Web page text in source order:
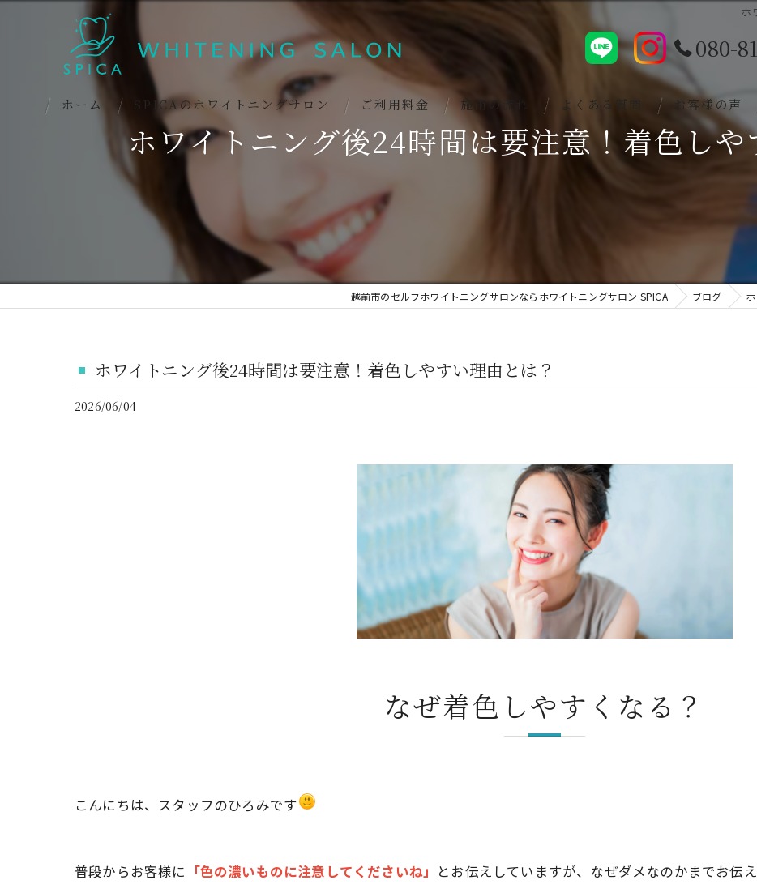
ホ
080-
ホーム SPICAのホワイトニングサロン ご利用料金 施術の流れ よくある質問 お客様の声
ホワイトニング後24時間は要注意！着色しや
越前市のセルフホワイトニングサロンならホワイトニングサロン SPICA ブログ
ホワイトニング後24時間は要注意！着色しやすい理由とは？
2026/06/04
なぜ着色しやすくなる？
こんにちは、スタッフのひろみです
普段からお客様に 「色の濃いものに注意してくださいね」 とお伝えしていますが、なぜダメなのかまでお伝